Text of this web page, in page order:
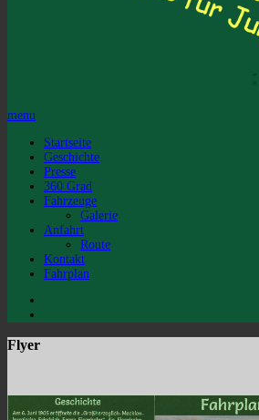
menu
Startseite
Geschichte
Presse
360 Grad
Fahrzeuge
Galerie
Anfahrt
Route
Kontakt
Fahrplan
Flyer